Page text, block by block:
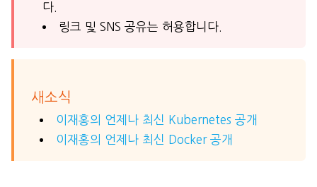
다.
링크 및 SNS 공유는 허용합니다.
새소식
이재홍의 언제나 최신 Kubernetes 공개
이재홍의 언제나 최신 Docker 공개